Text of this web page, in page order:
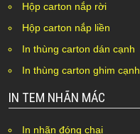
Hộp carton nắp rời
Hộp carton nắp liền
In thùng carton dán cạnh
In thùng carton ghim cạnh
IN TEM NHÃN MÁC
In nhãn đóng chai